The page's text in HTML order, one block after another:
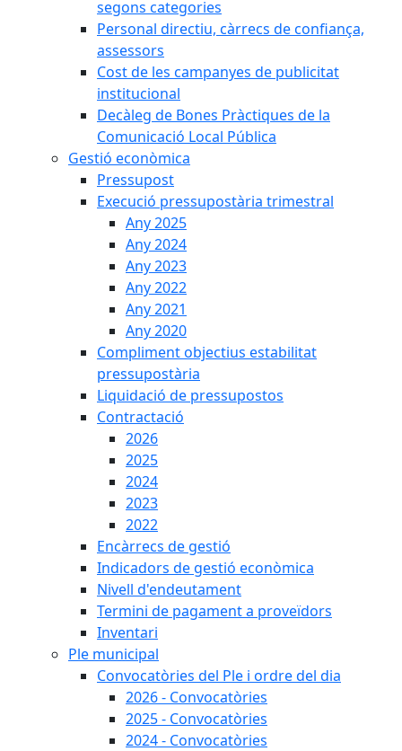
segons categories
Personal directiu, càrrecs de confiança,
assessors
Cost de les campanyes de publicitat
institucional
Decàleg de Bones Pràctiques de la
Comunicació Local Pública
Gestió econòmica
Pressupost
Execució pressupostària trimestral
Any 2025
Any 2024
Any 2023
Any 2022
Any 2021
Any 2020
Compliment objectius estabilitat
pressupostària
Liquidació de pressupostos
Contractació
2026
2025
2024
2023
2022
Encàrrecs de gestió
Indicadors de gestió econòmica
Nivell d'endeutament
Termini de pagament a proveïdors
Inventari
Ple municipal
Convocatòries del Ple i ordre del dia
2026 - Convocatòries
2025 - Convocatòries
2024 - Convocatòries